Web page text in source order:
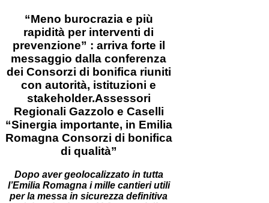
“Meno burocrazia e più
rapidità per interventi di
prevenzione” : arriva forte il
messaggio dalla conferenza
dei Consorzi di bonifica riuniti
con autorità, istituzioni e
stakeholder.Assessori
Regionali Gazzolo e Caselli
“Sinergia importante, in Emilia
Romagna Consorzi di bonifica
di qualità”
Dopo aver geolocalizzato in tutta
l’Emilia Romagna i mille cantieri utili
per la messa in sicurezza definitiva